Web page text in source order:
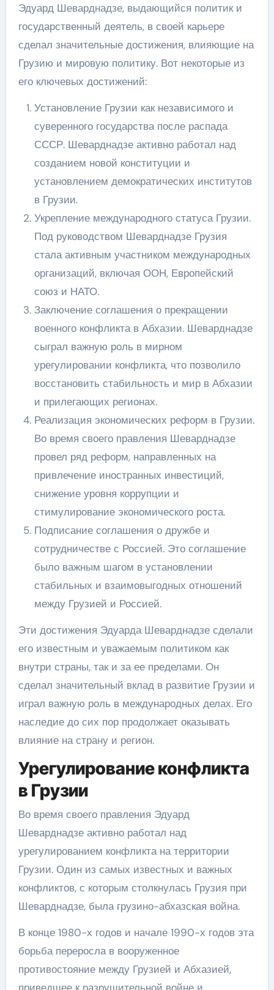
Эдуард Шеварднадзе, выдающийся политик и
государственный деятель, в своей карьере
сделал значительные достижения, влияющие на
Грузию и мировую политику. Вот некоторые из
его ключевых достижений:
Установление Грузии как независимого и
суверенного государства после распада
СССР. Шеварднадзе активно работал над
созданием новой конституции и
установлением демократических институтов
в Грузии.
Укрепление международного статуса Грузии.
Под руководством Шеварднадзе Грузия
стала активным участником международных
организаций, включая ООН, Европейский
союз и НАТО.
Заключение соглашения о прекращении
военного конфликта в Абхазии. Шеварднадзе
сыграл важную роль в мирном
урегулировании конфликта, что позволило
восстановить стабильность и мир в Абхазии
и прилегающих регионах.
Реализация экономических реформ в Грузии.
Во время своего правления Шеварднадзе
провел ряд реформ, направленных на
привлечение иностранных инвестиций,
снижение уровня коррупции и
стимулирование экономического роста.
Подписание соглашения о дружбе и
сотрудничестве с Россией. Это соглашение
было важным шагом в установлении
стабильных и взаимовыгодных отношений
между Грузией и Россией.
Эти достижения Эдуарда Шеварднадзе сделали
его известным и уважаемым политиком как
внутри страны, так и за ее пределами. Он
сделал значительный вклад в развитие Грузии и
играл важную роль в международных делах. Его
наследие до сих пор продолжает оказывать
влияние на страну и регион.
Урегулирование конфликта
в Грузии
Во время своего правления Эдуард
Шеварднадзе активно работал над
урегулированием конфликта на территории
Грузии. Один из самых известных и важных
конфликтов, с которым столкнулась Грузия при
Шеварднадзе, была грузино-абхазская война.
В конце 1980-х годов и начале 1990-х годов эта
борьба переросла в вооруженное
противостояние между Грузией и Абхазией,